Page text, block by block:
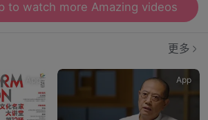
to watch more Amazing videos
更多
App App